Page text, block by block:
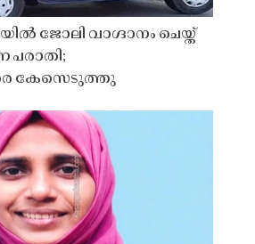
ജോലി വാഗ്ദാനം ചെയ്ത്
പരാതി;
കേസെടുത്തു